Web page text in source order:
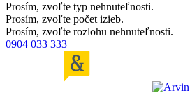
Prosím, zvoľte typ nehnuteľnosti.
Prosím, zvoľte počet izieb.
Prosím, zvoľte rozlohu nehnuteľnosti.
0904 033 333